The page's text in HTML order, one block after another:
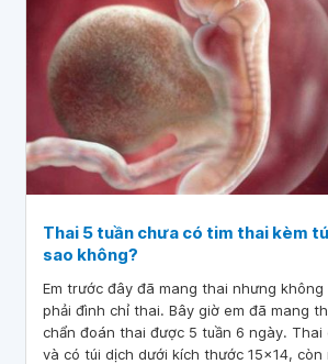
Thai 5 tuần chưa có tim thai kèm
sao không?
Em trước đây đã mang thai nhưng
phải đình chỉ thai. Bây giờ em đã mang
chẩn đoán thai được 5 tuần 6 ngày. Thai
và có túi dịch dưới kích thước 15×14,